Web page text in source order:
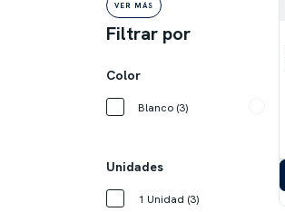
VER MÁS
Filtrar por
Color
Blanco (3)
Unidades
1 Unidad (3)